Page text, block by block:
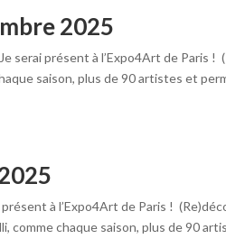
2025
serai présent à l’Expo4Art de Paris !
saison, plus de 90 artistes et
à l’Expo4Art de Paris !
comme chaque saison, plus de 90